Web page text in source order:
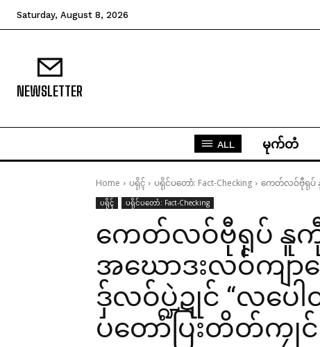
Saturday, August 8, 2026
NEWSLETTER
ALL မုက်တံ
Home ပရိုၚ် ပရိုင်ပတောံ: Fact-Checking ကေတ်လဝ်ဗီုရုပ်
ပရိုၚ် ပရိုင်ပတောံ: Fact-Checking
ကေတ်လဝ်ဗီုရုပ် နူ
အဃောဒးလဝ်ကျ
ဒှ်လဝ်ပ္ဍဲဍုင် “လပ
ပတောံပြးတိတ်ကၠုင်